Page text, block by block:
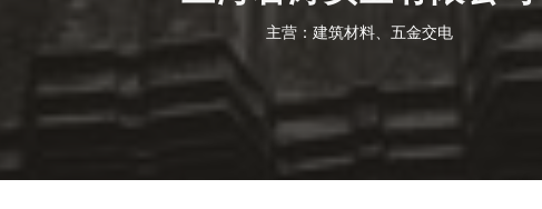
主营：建筑材料、五金交电